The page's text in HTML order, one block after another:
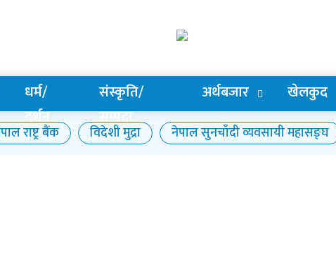
धर्म/
दर्शन
संस्कृति/
सम्पदा
अर्थबजार खेलकुद
राष्ट्र बैंक विदेशी मुद्रा नेपाल सुनचाँदी व्यवसायी महासङ्घ